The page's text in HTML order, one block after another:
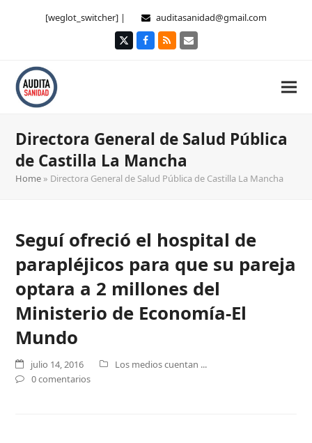
[weglot_switcher] | auditasanidad@gmail.com
TwitterFacebook
RSS Correo
Directora General de Salud Pública
de Castilla La Mancha
Home » Directora General de Salud Pública de Castilla La Mancha
Seguí ofreció el hospital de
parapléjicos para que su pareja
optara a 2 millones del
Ministerio de Economía-El
Mundo
julio 14, 2016
Los medios cuentan ...
0 comentarios